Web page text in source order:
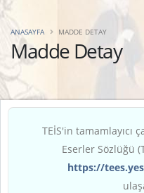
Madde Detay
ANASAYFA MADDE DETAY
TEİS'in tamamlayıcı
Eserler Sözlüğü
https://